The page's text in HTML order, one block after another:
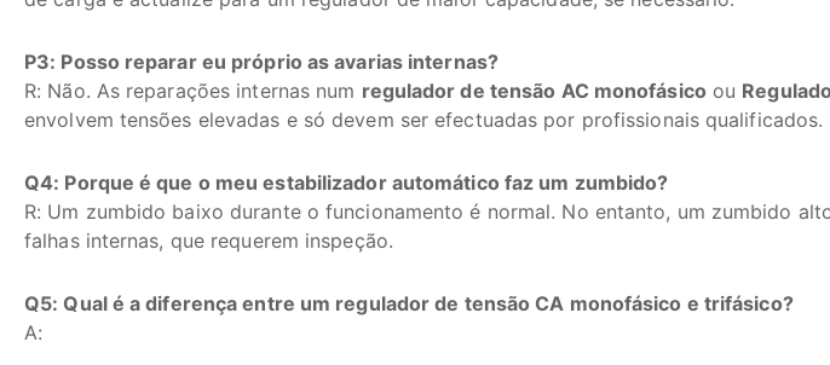
P3: Posso reparar eu próprio as avarias internas?
R: Não. As reparações internas num regulador de tensão AC monofásico ou
envolvem tensões elevadas e só devem ser efectuadas por profissionais qualificados.
Q4: Porque é que o meu estabilizador automático faz um zumbido?
R: Um zumbido baixo durante o funcionamento é normal. No entanto, um zumbido
falhas internas, que requerem inspeção.
Q5: Qual é a diferença entre um regulador de tensão CA monofásico e trifásico?
A: